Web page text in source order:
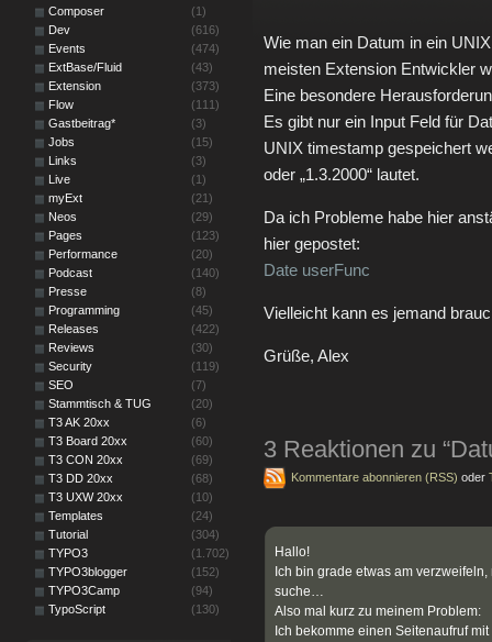
Wie man ein Datum in ein
meisten Extension Entwickler
Eine besondere
Es gibt nur ein Input Feld für
UNIX timestamp gespeichert
oder „1.3.2000“ lautet.
Da ich Probleme habe hier
hier gepostet:
Date userFunc
Vielleicht kann es jemand
Grüße, Alex
3 Reaktionen zu
Kommentare abonnieren (RSS) oder
Hallo!
Ich bin grade etwas am
suche…
Also mal kurz zu meinem Problem:
Ich bekomme einen Seitenaufruf
Composer
(1)
Dev
(616)
Events
(474)
ExtBase/Fluid
(43)
Extension
(373)
Flow
(111)
Gastbeitrag*
(3)
Jobs
(15)
Links
(3)
Live
(1)
myExt
(21)
Neos
(29)
Pages
(123)
Performance
(20)
Podcast
(140)
Presse
(8)
Programming
(45)
Releases
(422)
Reviews
(30)
Security
(119)
SEO
(7)
Stammtisch & TUG
(20)
T3 AK 20xx
(6)
T3 Board 20xx
(60)
T3 CON 20xx
(69)
T3 DD 20xx
(68)
T3 UXW 20xx
(10)
Templates
(24)
Tutorial
(304)
TYPO3
(1.702)
TYPO3blogger
(152)
TYPO3Camp
(94)
TypoScript
(130)